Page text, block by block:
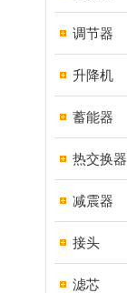
调节器
升降机
蓄能器
热交换器
减震器
接头
滤芯